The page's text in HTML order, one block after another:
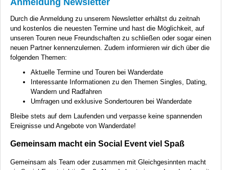
Durch die Anmeldung zu unserem Newsletter erhältst du zeitnah
und kostenlos die neuesten Termine und hast die Möglichkeit, auf
unseren Touren neue Freundschaften zu schließen oder sogar einen
neuen Partner kennenzulernen. Zudem informieren wir dich über die
folgenden Themen:
Aktuelle Termine und Touren bei Wanderdate
Interessante Informationen zu den Themen Singles, Dating,
Wandern und Radfahren
Umfragen und exklusive Sondertouren bei Wanderdate
Bleibe stets auf dem Laufenden und verpasse keine spannenden
Ereignisse und Angebote von Wanderdate!
Gemeinsam macht ein Social Event viel Spaß
Gemeinsam als Team oder zusammen mit Gleichgesinnten macht